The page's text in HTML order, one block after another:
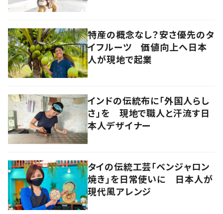
特産の概念なし？安さ優先のタ
イフルーツ 価値向上へ日本
人が現地で起業
インドの伝統布に「外国人らし
さ」を 現地で職人と汗流す日
本人デザイナー
タイの伝統工芸「ベンジャロン
焼き」を日常使いに 日本人が
現代風アレンジ